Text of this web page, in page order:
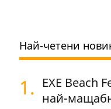
Най-четени
1. EXE Beach
най-